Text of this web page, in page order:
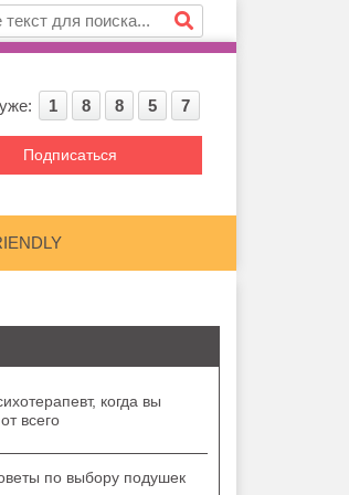
1 8 8 5 7
Подписаться
когда вы
всего
по выбору подушек